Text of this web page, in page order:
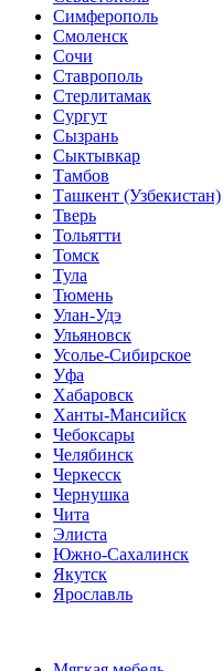
Симферополь
Смоленск
Сочи
Ставрополь
Стерлитамак
Сургут
Сызрань
Сыктывкар
Тамбов
Ташкент (Узбекистан)
Тверь
Тольятти
Томск
Тула
Тюмень
Улан-Удэ
Ульяновск
Усолье-Сибирское
Уфа
Хабаровск
Ханты-Мансийск
Чебоксары
Челябинск
Черкесск
Чернушка
Чита
Элиста
Южно-Сахалинск
Якутск
Ярославль